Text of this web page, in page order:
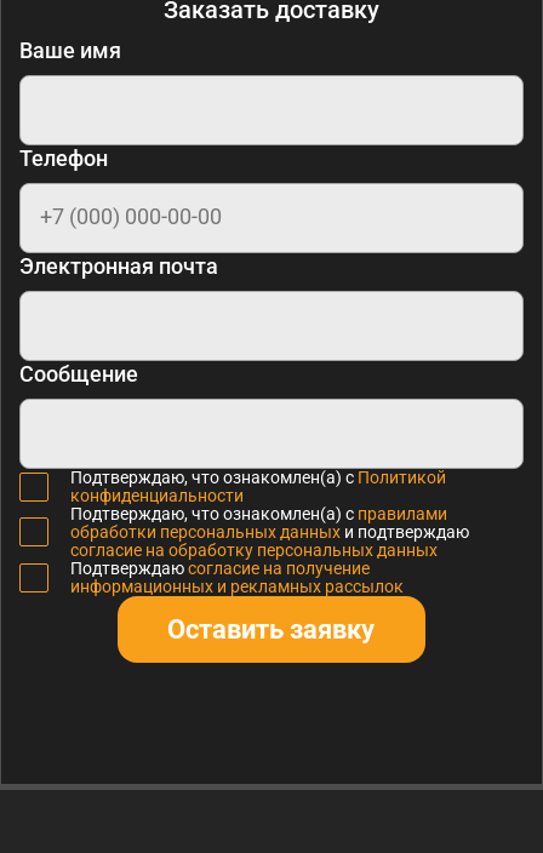
Заказать доставку
Ваше имя
Телефон
Электронная почта
Сообщение
Подтверждаю, что ознакомлен(а) с Политикой
конфиденциальности
Подтверждаю, что ознакомлен(а) с правилами
обработки персональных данныхи подтверждаю
согласие на обработку персональных данных
Подтверждаюсогласие на получение
информационных и рекламных рассылок
Оставить заявку